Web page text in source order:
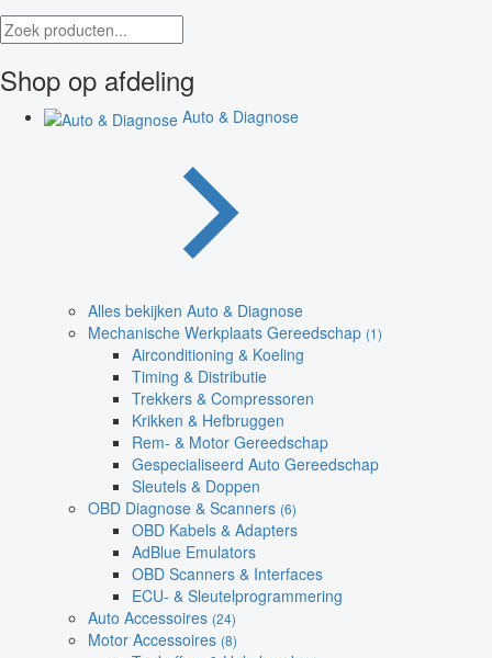
Shop op afdeling
Auto & Diagnose
Alles bekijken Auto & Diagnose
Mechanische Werkplaats Gereedschap (1)
Airconditioning & Koeling
Timing & Distributie
Trekkers & Compressoren
Krikken & Hefbruggen
Rem- & Motor Gereedschap
Gespecialiseerd Auto Gereedschap
Sleutels & Doppen
OBD Diagnose & Scanners (6)
OBD Kabels & Adapters
AdBlue Emulators
OBD Scanners & Interfaces
ECU- & Sleutelprogrammering
Auto Accessoires (24)
Motor Accessoires (8)